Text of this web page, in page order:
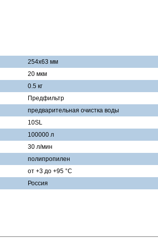
254х63 мм
20 мкм
0.5 кг
Предфильтр
предварительная очистка воды
10SL
100000 л
30 л/мин
полипропилен
от +3 до +95 °С
Россия